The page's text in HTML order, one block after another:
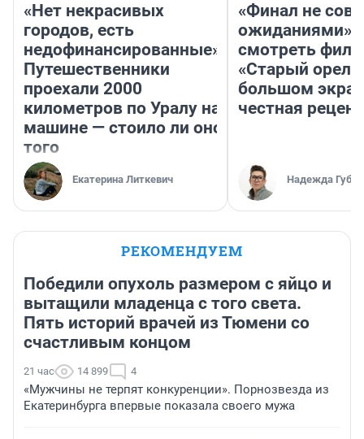
«Нет некрасивых
городов, есть
недофинансированные».
Путешественники
проехали 2000
километров по Уралу на
машине — стоило ли оно
того
Екатерина Литкевич
«Финал не
ожиданиями»:
смотреть
«Старый орел»
большом
честная
Надежда
РЕКОМЕНДУЕМ
Победили опухоль размером с яйцо и
вытащили младенца с того света.
Пять историй врачей из Тюмени со
счастливым концом
21 час 14 899 4
«Мужчины не терпят конкуренции». Порнозвезда из
Екатеринбурга впервые показала своего мужа